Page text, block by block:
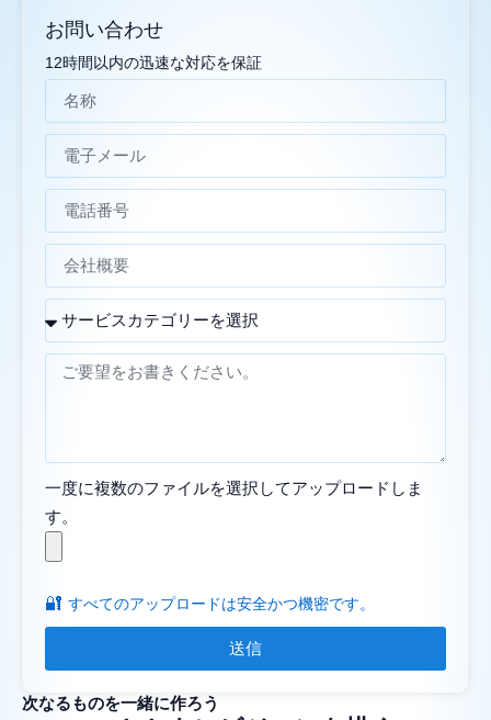
次なるものを一緒に作ろう
お問い合わせ
12時間以内の迅速な対応を保証
一度に複数のファイルを選択してアップロードしま
す。
🔐 すべてのアップロードは安全かつ機密です。
送信